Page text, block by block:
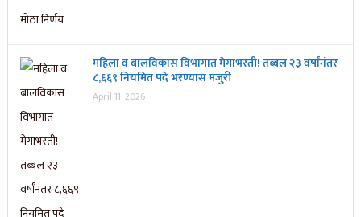
महिला व बालविकास विभागात मेगाभरती! तब्बल २३ वर्षांनंतर
८,६६९ नियमित पदे भरण्यास मंजुरी
April 11, 2026